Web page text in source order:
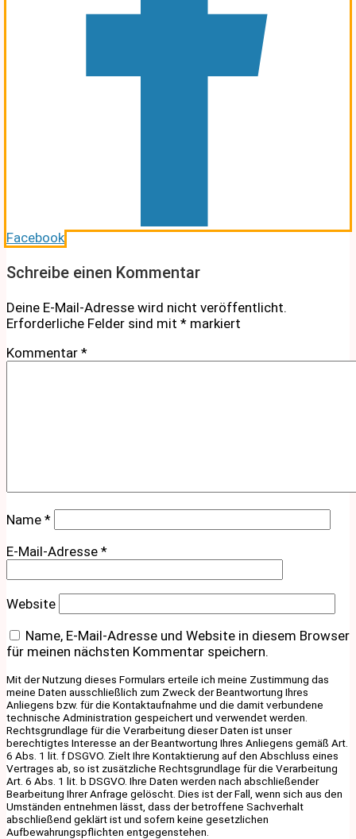
Facebook
Schreibe einen Kommentar
Deine E-Mail-Adresse wird nicht veröffentlicht.
Erforderliche Felder sind mit * markiert
Kommentar *
Name *
E-Mail-Adresse *
Website
Name, E-Mail-Adresse und Website in diesem Browser
für meinen nächsten Kommentar speichern.
Mit der Nutzung dieses Formulars erteile ich meine Zustimmung das
meine Daten ausschließlich zum Zweck der Beantwortung Ihres
Anliegens bzw. für die Kontaktaufnahme und die damit verbundene
technische Administration gespeichert und verwendet werden.
Rechtsgrundlage für die Verarbeitung dieser Daten ist unser
berechtigtes Interesse an der Beantwortung Ihres Anliegens gemäß Art.
6 Abs. 1 lit. f DSGVO. Zielt Ihre Kontaktierung auf den Abschluss eines
Vertrages ab, so ist zusätzliche Rechtsgrundlage für die Verarbeitung
Art. 6 Abs. 1 lit. b DSGVO. Ihre Daten werden nach abschließender
Bearbeitung Ihrer Anfrage gelöscht. Dies ist der Fall, wenn sich aus den
Umständen entnehmen lässt, dass der betroffene Sachverhalt
abschließend geklärt ist und sofern keine gesetzlichen
Aufbewahrungspflichten entgegenstehen.